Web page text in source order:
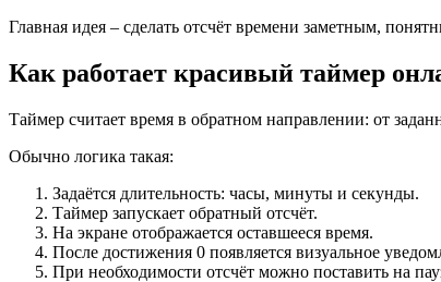
Главная идея – сделать отсчёт времени заметным,
Как работает красивый таймер
Таймер считает время в обратном направлении: от
Обычно логика такая:
Задаётся длительность: часы, минуты и секунды.
Таймер запускает обратный отсчёт.
На экране отображается оставшееся время.
После достижения 0 появляется визуальное
При необходимости отсчёт можно поставить на